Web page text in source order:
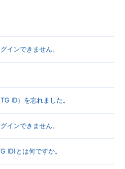
インできません。
ID）を忘れました。
インできません。
ID)とは何ですか。